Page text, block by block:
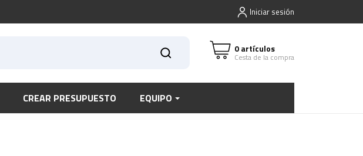
Iniciar sesión
0 artículos
Cesta de la compra
CREAR PRESUPUESTO EQUIPO